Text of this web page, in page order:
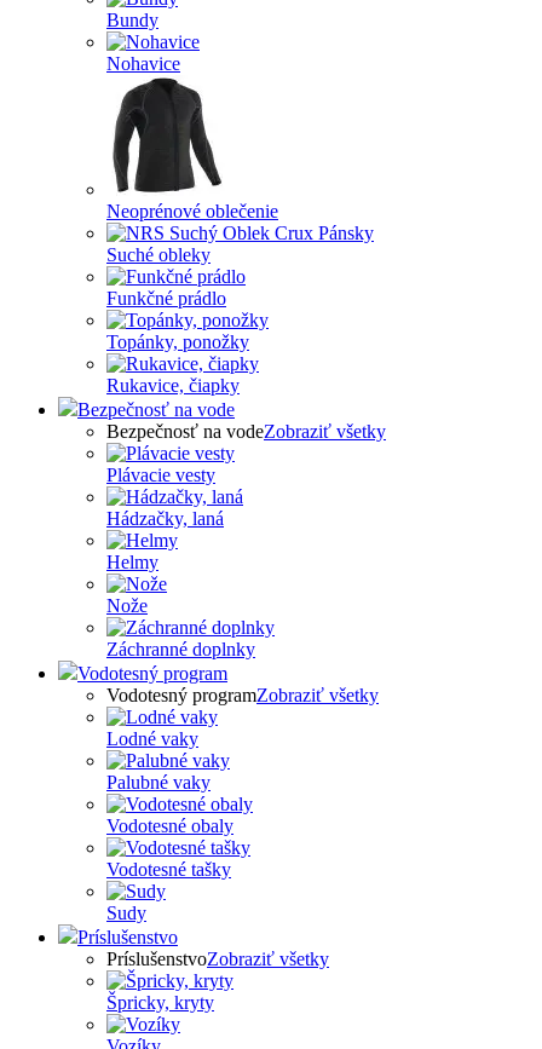
Bundy
Nohavice
Neoprénové oblečenie
Suché obleky
Funkčné prádlo
Topánky, ponožky
Rukavice, čiapky
Bezpečnosť na vode
Bezpečnosť na vodeZobraziť všetky
Plávacie vesty
Hádzačky, laná
Helmy
Nože
Záchranné doplnky
Vodotesný program
Vodotesný programZobraziť všetky
Lodné vaky
Palubné vaky
Vodotesné obaly
Vodotesné tašky
Sudy
Príslušenstvo
PríslušenstvoZobraziť všetky
Špricky, kryty